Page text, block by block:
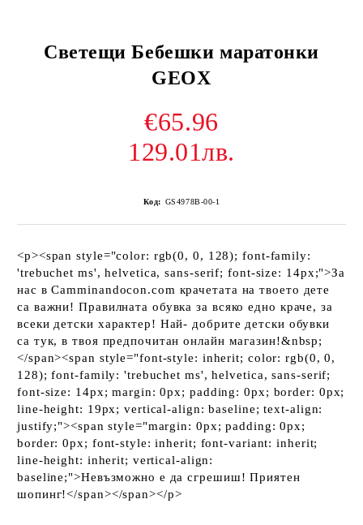
Светещи Бебешки маратонки
GEOX
€65.96
129.01лв.
Код: GS4978B-00-1
<p><span style="color: rgb(0, 0, 128); font-family:
'trebuchet ms', helvetica, sans-serif; font-size: 14px;">За
нас в Camminandocon.com крачетата на твоето дете
са важни! Правилната обувка за всяко едно краче, за
всеки детски характер! Най- добрите детски обувки
са тук, в твоя предпочитан онлайн магазин!&nbsp;
</span><span style="font-style: inherit; color: rgb(0, 0,
128); font-family: 'trebuchet ms', helvetica, sans-serif;
font-size: 14px; margin: 0px; padding: 0px; border: 0px;
line-height: 19px; vertical-align: baseline; text-align:
justify;"><span style="margin: 0px; padding: 0px;
border: 0px; font-style: inherit; font-variant: inherit;
line-height: inherit; vertical-align:
baseline;">Невъзможно е да сгрешиш! Приятен
шопинг!</span></span></p>